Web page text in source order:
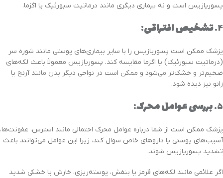
پسوریازیس است و نه بیماری دیگری مانند درماتیت سبورئیک یا اگزما.
۴. تشخیص افتراقی:
پزشک ممکن است پسوریازیس را با سایر بیماری‌های پوستی مانند شوره سر
(درماتیت سبورئیک) یا اگزما مقایسه کند. پسوریازیس معمولاً باعث لکه‌های
ضخیم‌تر و خشک‌تر می‌شود و ممکن است در نواحی دیگر بدن مانند آرنج یا
زانو نیز دیده شود.
۵. بررسی عوامل محرک:
پزشک ممکن است از شما درباره عوامل محرک احتمالی مانند استرس، عفونت‌ها،
آسیب‌های پوستی یا داروهای خاص سوال کند، زیرا این عوامل می‌توانند باعث
تشدید پسوریازیس شوند.
اگر علائمی مانند لکه‌های قرمز یا بنفش، پوسته‌ریزی، خارش یا خشکی شدید